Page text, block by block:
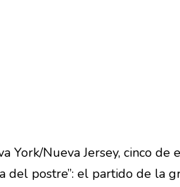
Nueva Jersey, cinco de
del postre”: el partido de la